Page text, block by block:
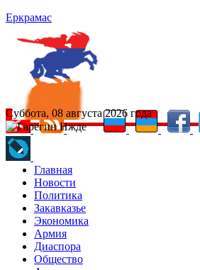
Еркрамас
Суббота, 08 августа 2026 года
Главная
Новости
Политика
Закавказье
Экономика
Армия
Диаспора
Общество